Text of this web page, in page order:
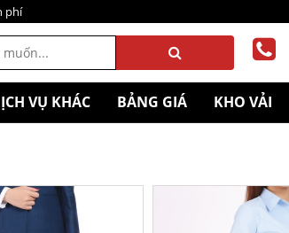
phí
VỤ KHÁC BẢNG GIÁ KHO VẢI